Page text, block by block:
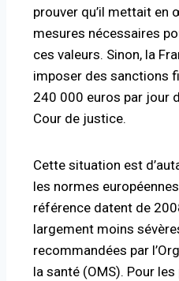
prouver qu’il mettait en
mesures nécessaires
ces valeurs. Sinon, la
imposer des sanctions
240 000 euros par jour
Cour de justice.
Cette situation est
les normes
référence datent de
largement moins
recommandées par
la santé (OMS). Pour